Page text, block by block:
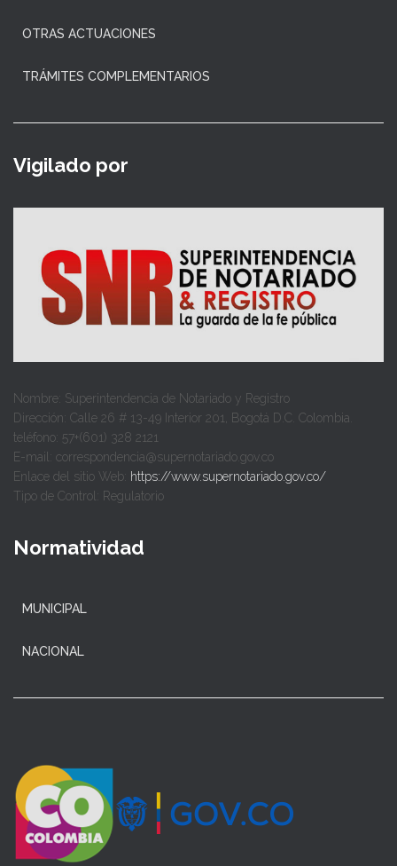
OTRAS ACTUACIONES
TRÁMITES COMPLEMENTARIOS
Vigilado por
Nombre: Superintendencia de Notariado y Registro
Dirección: Calle 26 # 13-49 Interior 201, Bogotá D.C. Colombia.
teléfono: 57+(601) 328 2121
E-mail: correspondencia@supernotariado.gov.co
Enlace del sitio Web: https://www.supernotariado.gov.co/
Tipo de Control: Regulatorio
Normatividad
MUNICIPAL
NACIONAL